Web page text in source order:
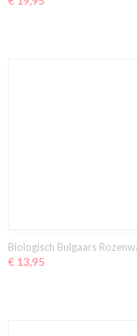
Biologisch Bulgaars
€ 13,95